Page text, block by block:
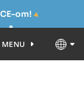
om!
MENU